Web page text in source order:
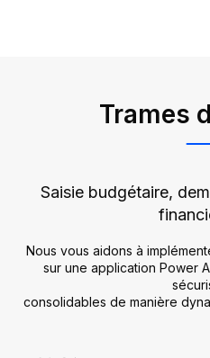
Trames
Saisie budgétaire,
Nous vous aidons à
sur une application Power
consolidables de manière